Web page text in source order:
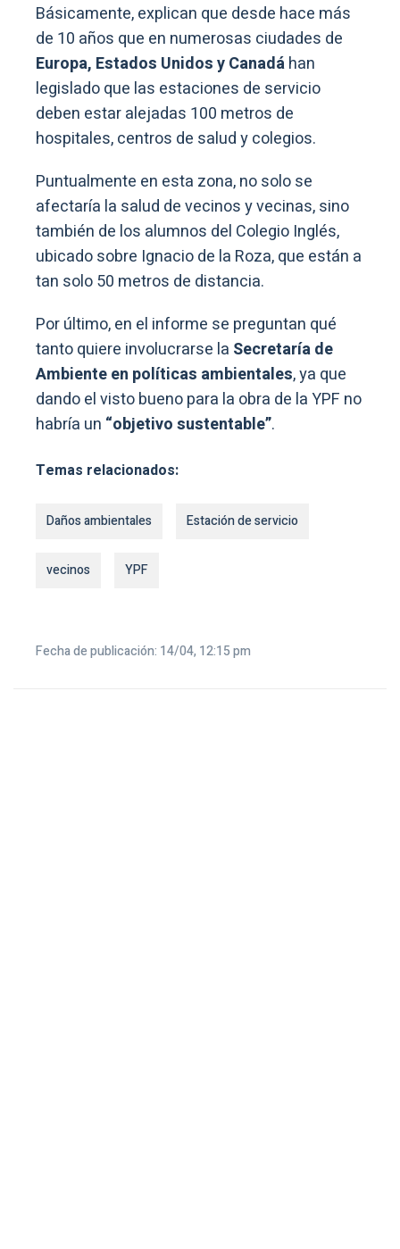
Básicamente, explican que desde hace más
de 10 años que en numerosas ciudades de
Europa, Estados Unidos y Canadáhan
legislado que las estaciones de servicio
deben estar alejadas 100 metros de
hospitales, centros de salud y colegios.
Puntualmente en esta zona, no solo se
afectaría la salud de vecinos y vecinas, sino
también de los alumnos del Colegio Inglés,
ubicado sobre Ignacio de la Roza, que están a
tan solo 50 metros de distancia.
Por último, en el informe se preguntan qué
tanto quiere involucrarse la Secretaría de
Ambiente en políticas ambientales, ya que
dando el visto bueno para la obra de la YPF no
habría un “objetivo sustentable”.
Temas relacionados:
Daños ambientales Estación de servicio
vecinos YPF
Fecha de publicación: 14/04, 12:15 pm